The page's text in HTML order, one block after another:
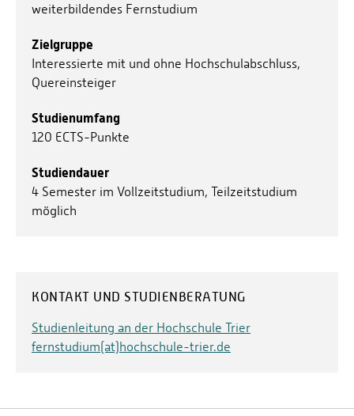
weiterbildendes Fernstudium
Zielgruppe
Interessierte mit und ohne Hochschulabschluss,
Quereinsteiger
Studienumfang
120 ECTS-Punkte
Studiendauer
4 Semester im Vollzeitstudium, Teilzeitstudium
möglich
KONTAKT UND STUDIENBERATUNG
Studienleitung an der Hochschule Trier
fernstudium(at)hochschule-trier.de